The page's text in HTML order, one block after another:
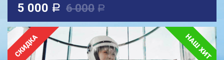
5 000 a 6 000 a